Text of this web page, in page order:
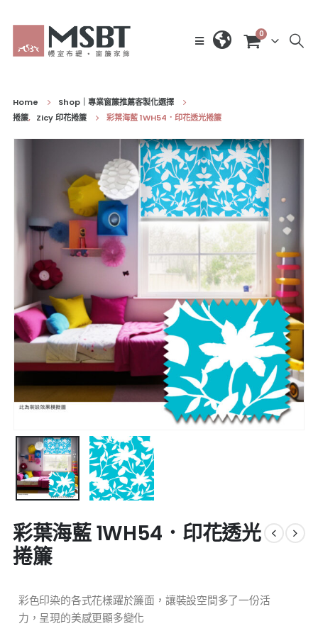
0
Home
Shop｜專業窗簾推薦客製化選擇
捲簾, Zicy 印花捲簾 彩葉海藍 1WH54．印花透光捲簾
彩葉海藍 1WH54．印花透光
捲簾
彩色印染的各式花樣躍於簾面，讓裝設空間多了一份活
力，呈現的美感更顯多變化